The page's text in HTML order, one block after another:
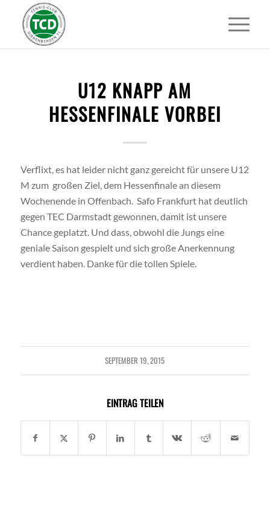
U12 KNAPP AM
HESSENFINALE VORBEI
Verflixt, es hat leider nicht ganz gereicht für unsere U12
M zum großen Ziel, dem Hessenfinale an diesem
Wochenende in Offenbach. Safo Frankfurt hat deutlich
gegen TEC Darmstadt gewonnen, damit ist unsere
Chance geplatzt. Und dass, obwohl die Jungs eine
geniale Saison gespielt und sich große Anerkennung
verdient haben. Danke für die tollen Spiele.
SEPTEMBER 19, 2015
EINTRAG TEILEN